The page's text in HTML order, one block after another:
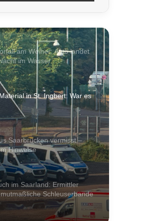
am Weiher: Auto landet
im Wasser
in St. Ingbert: War es
Saarbrücken vermisst –
Hinweise
im Saarland: Ermittler
Schleuserbande